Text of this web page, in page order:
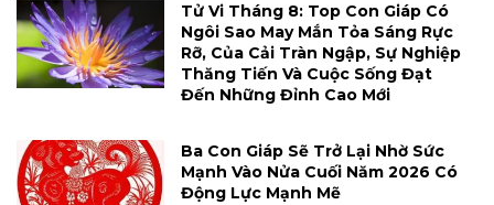
Tử Vi Tháng 8: Top Con Giáp Có
Ngôi Sao May Mắn Tỏa Sáng Rực
Rỡ, Của Cải Tràn Ngập, Sự Nghiệp
Thăng Tiến Và Cuộc Sống Đạt
Đến Những Đỉnh Cao Mới
Ba Con Giáp Sẽ Trở Lại Nhờ Sức
Mạnh Vào Nửa Cuối Năm 2026 Có
Động Lực Mạnh Mẽ